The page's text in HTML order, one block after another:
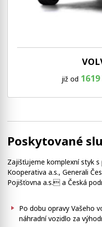
již od
Poskytované
Zajišťujeme komplexní styk
Kooperativa a.s., Generali
Pojišťovna a.s. a Česká
Po dobu opravy Vašeho
náhradní vozidlo za